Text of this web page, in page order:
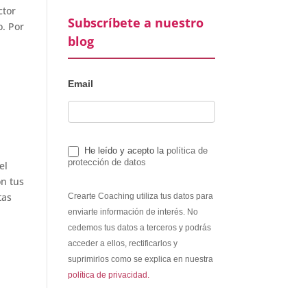
Por
tus
Subscríbete a nuestro
blog
Email
He leído y acepto la política de
protección de datos
Crearte Coaching utiliza tus datos para
enviarte información de interés. No
cedemos tus datos a terceros y podrás
acceder a ellos, rectificarlos y
suprimirlos como se explica en nuestra
política de privacidad.